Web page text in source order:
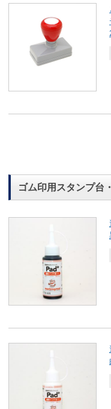
ゴム印用スタンプ台